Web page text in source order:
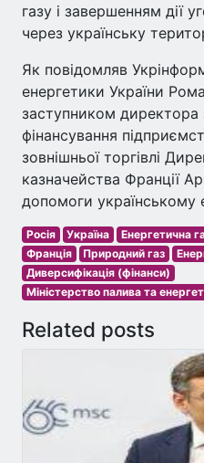
газу і завершенням дії
через українську
Як повідомляв
енергетики України
заступником директора
фінансування
зовнішньої торгівлі
казначейства Франції
допомоги українському
Росія Україна Енергетична
Франція
Природний газ
Диверсифікація (фінанси)
Міністерство палива та
Related posts